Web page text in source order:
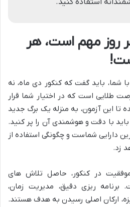
روز مهم است، هر
شما، باید گفت که کنکور دی ماه، نه
طلایی است که در اختیار شما قرار
تا این آزمون، به منزله یک برگ جدید
با دقت و هوشمندی آن را پر کنید.
دارایی شماست و چگونگی استفاده از
زد.
در کنکور، حاصل تلاش های
برنامه ریزی دقیق، مدیریت زمان،
ارکان اصلی رسیدن به هدف هستند.